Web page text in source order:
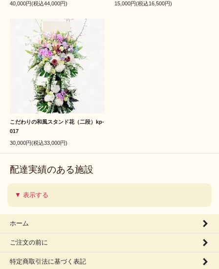
40,000円(税込44,000円)
15,000円(税込16,500円)
こだわりの和風スタンド花（二段）kp-
017
30,000円(税込33,000円)
配達実績のある施設
▼ 表示する
ホーム
ご注文の前に
特定商取引法に基づく表記